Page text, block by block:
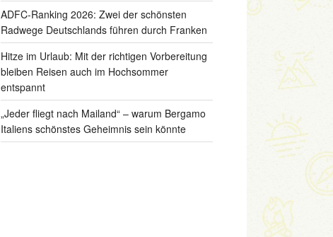
ADFC-Ranking 2026: Zwei der schönsten
Radwege Deutschlands führen durch Franken
Hitze im Urlaub: Mit der richtigen Vorbereitung
bleiben Reisen auch im Hochsommer
entspannt
„Jeder fliegt nach Mailand“ – warum Bergamo
Italiens schönstes Geheimnis sein könnte